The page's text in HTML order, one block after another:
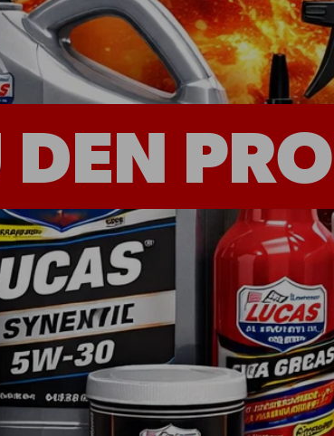
Quickies
Teile
Rechtliches
Impressum
Datenschutzerklärung